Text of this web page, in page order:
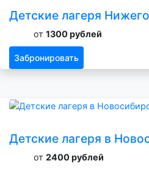
Детские лагеря
от 1300 рублей
Забронировать
Детские лагеря в
от 2400 рублей